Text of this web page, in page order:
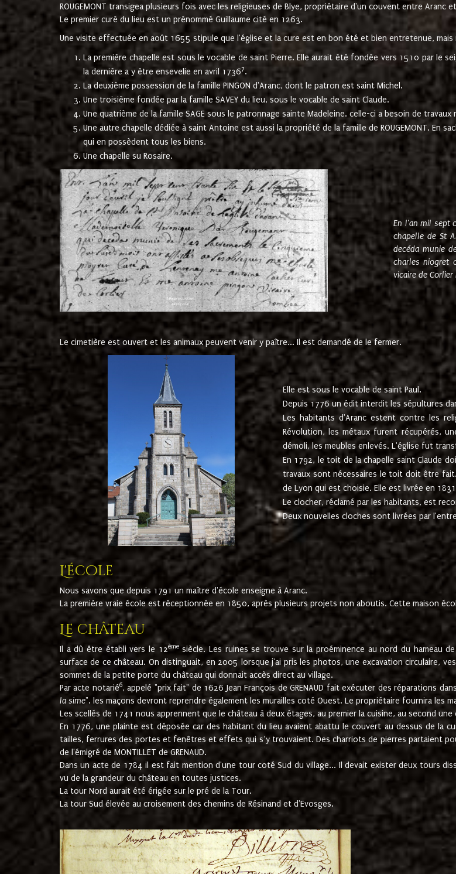
ROUGEMONT transigea plusieurs fois avec les religieuses de Blye, propriétaire d'un couvent entre Aranc
Le premier curé du lieu est un prénommé Guillaume cité en 1263.
Une visite effectuée en août 1655 stipule que l'église et la cure est en bon été et bien entretenue, mais
La première chapelle est sous le vocable de saint Pierre. Elle aurait été fondée vers 1510 par le
la dernière a y être ensevelie en avril 17367.
La deuxième possession de la famille PINGON d'Aranc, dont le patron est saint Michel.
Une troisième fondée par la famille SAVEY du lieu, sous le vocable de saint Claude.
Une quatrième de la famille SAGE sous le patronnage sainte Madeleine. celle-ci a besoin de travaux
Une autre chapelle dédiée à saint Antoine est aussi la propriété de la famille de ROUGEMONT. En
qui en possèdent tous les biens.
Une chapelle su Rosaire.
En l'an mil sept
chapelle de St
decéda munie
charles niogret
vicaire de Corlier
Le cimetière est ouvert et les animaux peuvent venir y paître... Il est demandé de le fermer.
Elle est sous le vocable de saint Paul.
Depuis 1776 un édit interdit les sépultures
Les habitants d'Aranc estent contre les
Révolution, les métaux furent récupérés,
démoli, les meubles enlevés. L'église fut
En 1792, le toit de la chapelle saint Claude
travaux sont nécessaires le toit doit être
de Lyon qui est choisie. Elle est livrée en
Le clocher, réclamé par les habitants, est
Deux nouvelles cloches sont livrées par
L'école
Nous savons que depuis 1791 un maître d'école enseigne à Aranc.
La première vraie école est réceptionnée en 1850, après plusieurs projets non aboutis. Cette maison
Le château
Il a dû être établi vers le 12èmesiècle. Les ruines se trouve sur la proéminence au nord du hameau
surface de ce château. On distinguait, en 2005 lorsque j'ai pris les photos, une excavation circulaire,
sommet de la petite porte du château qui donnait accès direct au village.
Par acte notarié6, appelé "prix fait" de 1626 Jean François de GRENAUD fait exécuter des réparations
la sime". les maçons devront reprendre également les murailles coté Ouest. Le propriétaire fournira les
Les scellés de 1741 nous apprennent que le château à deux étages, au premier la cuisine, au second
En 1776, une plainte est déposée car des habitant du lieu avaient abattu le couvert au dessus de la
tailles, ferrures des portes et fenêtres et effets qui s’y trouvaient. Des charriots de pierres partaient
de l'émigré de MONTILLET de GRENAUD.
Dans un acte de 1784 il est fait mention d'une tour coté Sud du village... Il devait exister deux tours
vu de la grandeur du château en toutes justices.
La tour Nord aurait été érigée sur le pré de la Tour.
La tour Sud élevée au croisement des chemins de Résinand et d'Evosges.